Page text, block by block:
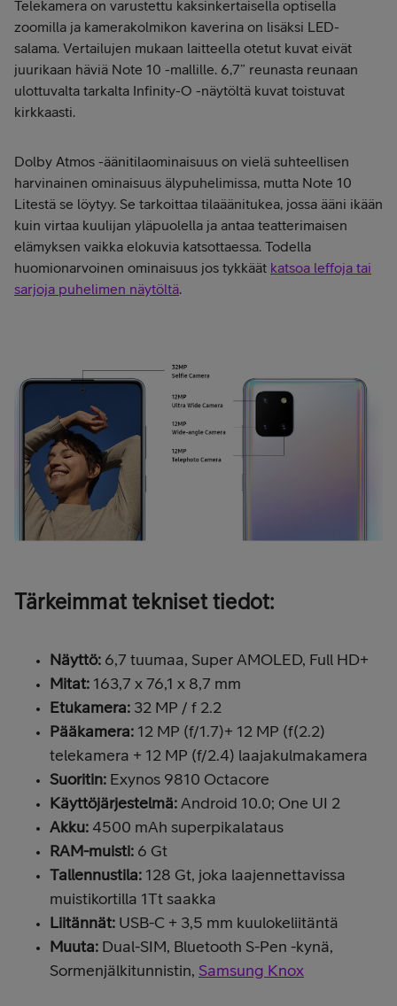
Telekamera on varustettu kaksinkertaisella optisella
zoomilla ja kamerakolmikon kaverina on lisäksi LED-
salama. Vertailujen mukaan laitteella otetut kuvat eivät
juurikaan häviä Note 10 -mallille. 6,7” reunasta reunaan
ulottuvalta tarkalta Infinity-O -näytöltä kuvat toistuvat
kirkkaasti.
Dolby Atmos -äänitilaominaisuus on vielä suhteellisen
harvinainen ominaisuus älypuhelimissa, mutta Note 10
Litestä se löytyy. Se tarkoittaa tilaäänitukea, jossa ääni ikään
kuin virtaa kuulijan yläpuolella ja antaa teatterimaisen
elämyksen vaikka elokuvia katsottaessa. Todella
huomionarvoinen ominaisuus jos tykkäät katsoa leffoja tai
sarjoja puhelimen näytöltä.
Tärkeimmat tekniset tiedot:
Näyttö: 6,7 tuumaa, Super AMOLED, Full HD+
Mitat: 163,7 x 76,1 x 8,7 mm
Etukamera: 32 MP / f 2.2
Pääkamera: 12 MP (f/1.7)+ 12 MP (f(2.2)
telekamera + 12 MP (f/2.4) laajakulmakamera
Suoritin: Exynos 9810 Octacore
Käyttöjärjestelmä:Android 10.0; One UI 2
Akku: 4500 mAh superpikalataus
RAM-muisti: 6 Gt
Tallennustila: 128 Gt, joka laajennettavissa
muistikortilla 1Tt saakka
Liitännät: USB-C + 3,5 mm kuulokeliitäntä
Muuta: Dual-SIM, Bluetooth S-Pen -kynä,
Sormenjälkitunnistin, Samsung Knox